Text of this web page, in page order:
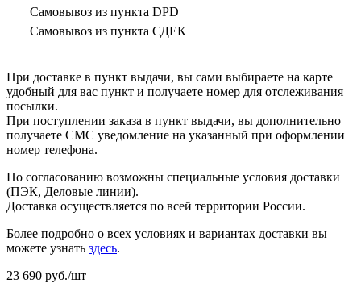
Самовывоз из пункта DPD
Самовывоз из пункта СДЕК
При доставке в пункт выдачи, вы сами выбираете на карте
удобный для вас пункт и получаете номер для отслеживания
посылки.
При поступлении заказа в пункт выдачи, вы дополнительно
получаете СМС уведомление на указанный при оформлении
номер телефона.
По согласованию возможны специальные условия доставки
(ПЭК, Деловые линии).
Доставка осуществляется по всей территории России.
Более подробно о всех условиях и вариантах доставки вы
можете узнать здесь.
23 690 руб./шт